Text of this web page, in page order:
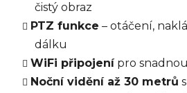
čistý obraz
PTZ funkce – otáčení,
dálku
WiFi připojenípro
Noční vidění až 30 metrů